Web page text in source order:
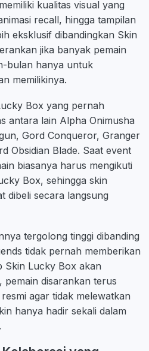
kualitas visual yang
recall, hingga tampilan
eksklusif dibandingkan Skin
jika banyak pemain
bulan hanya untuk
memilikinya.
Box yang pernah
antara lain Alpha Onimusha
Gord Conqueror, Granger
Obsidian Blade. Saat event
biasanya harus mengikuti
Box, sehingga skin
dibeli secara langsung
tergolong tinggi dibanding
tidak pernah memberikan
Skin Lucky Box akan
pemain disarankan terus
agar tidak melewatkan
hanya hadir sekali dalam